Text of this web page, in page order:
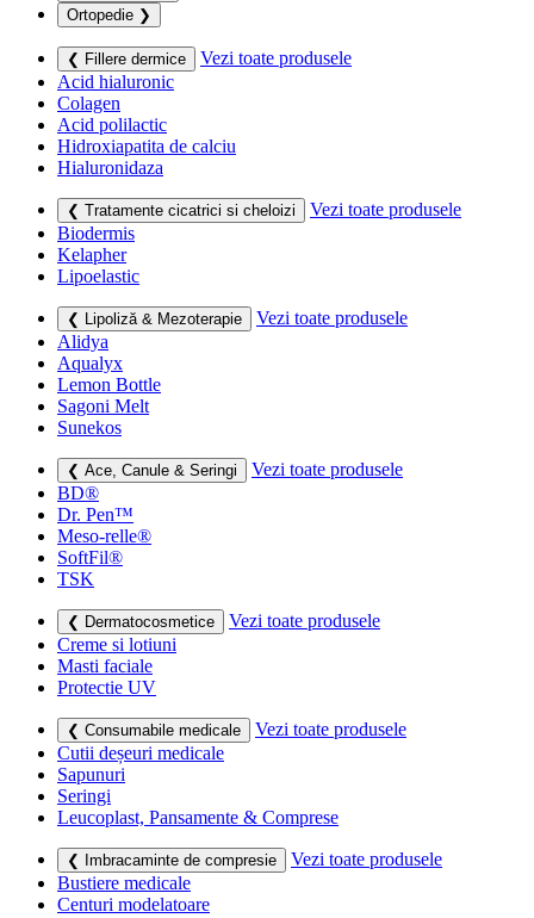
Ortopedie ❯
❮ Fillere dermice
Vezi toate produsele
Acid hialuronic
Colagen
Acid polilactic
Hidroxiapatita de calciu
Hialuronidaza
❮ Tratamente cicatrici si cheloizi
Vezi toate produsele
Biodermis
Kelapher
Lipoelastic
❮ Lipoliză & Mezoterapie
Vezi toate produsele
Alidya
Aqualyx
Lemon Bottle
Sagoni Melt
Sunekos
❮ Ace, Canule & Seringi
Vezi toate produsele
BD®
Dr. Pen™
Meso-relle®
SoftFil®
TSK
❮ Dermatocosmetice
Vezi toate produsele
Creme si lotiuni
Masti faciale
Protectie UV
❮ Consumabile medicale
Vezi toate produsele
Cutii deșeuri medicale
Sapunuri
Seringi
Leucoplast, Pansamente & Comprese
❮ Imbracaminte de compresie
Vezi toate produsele
Bustiere medicale
Centuri modelatoare